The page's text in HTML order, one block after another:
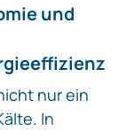
und
nur ein
In